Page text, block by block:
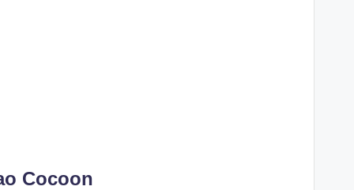
Cocoon